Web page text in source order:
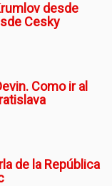
desde
Cesky
Como ir al
de la República